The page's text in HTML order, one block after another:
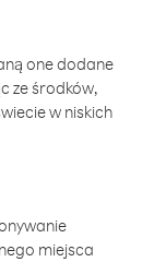
one dodane
ze środków,
w niskich
miejsca